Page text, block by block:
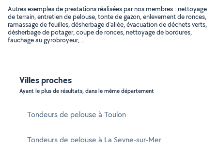
Autres exemples de prestations réalisées par nos membres : nettoyage
de terrain, entretien de pelouse, tonte de gazon, enlevement de ronces,
ramassage de feuilles, désherbage d'allée, évacuation de déchets verts,
désherbage de potager, coupe de ronces, nettoyage de bordures,
fauchage au gyrobroyeur, ..
Villes proches
Ayant le plus de résultats, dans le même département
Tondeurs de pelouse à Toulon
Tondeurs de pelouse à La Seyne-sur-Mer